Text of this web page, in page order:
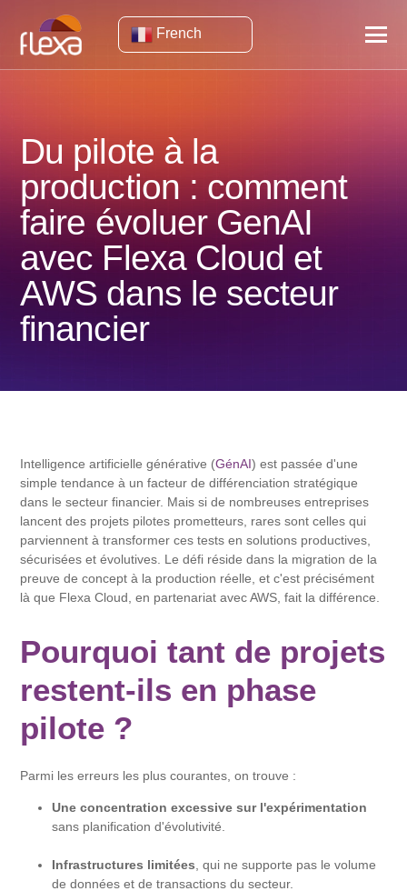
French
Du pilote à la
production : comment
faire évoluer GenAI
avec Flexa Cloud et
AWS dans le secteur
financier
Intelligence artificielle générative (GénAI) est passée d'une
simple tendance à un facteur de différenciation stratégique
dans le secteur financier. Mais si de nombreuses entreprises
lancent des projets pilotes prometteurs, rares sont celles qui
parviennent à transformer ces tests en solutions productives,
sécurisées et évolutives. Le défi réside dans la migration de la
preuve de concept à la production réelle, et c'est précisément
là que Flexa Cloud, en partenariat avec AWS, fait la différence.
Pourquoi tant de projets
restent-ils en phase
pilote ?
Parmi les erreurs les plus courantes, on trouve :
Une concentration excessive sur l'expérimentation
sans planification d'évolutivité.
Infrastructures limitées , qui ne supporte pas le volume
de données et de transactions du secteur.